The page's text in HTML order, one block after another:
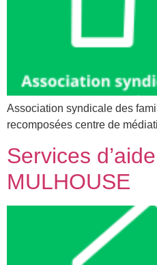
Association syndicale des
recomposées centre de
Services
MULHOUSE